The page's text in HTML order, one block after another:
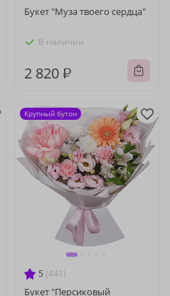
Букет "Муза твоего сердца"
В наличии
2 820 ₽
5 (441)
Букет "Персиковый
Крупный бутон